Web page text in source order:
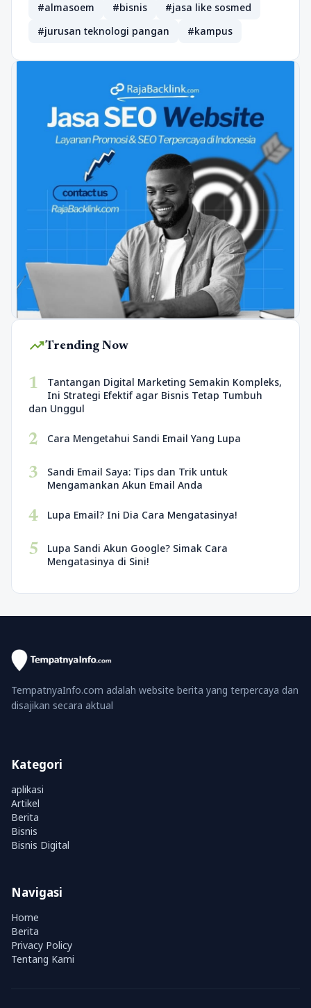
#almasoem
#bisnis
#jasa like sosmed
#jurusan teknologi pangan
#kampus
trending_upTrending Now
1
Tantangan Digital Marketing Semakin Kompleks,
Ini Strategi Efektif agar Bisnis Tetap Tumbuh
dan Unggul
2 Cara Mengetahui Sandi Email Yang Lupa
3
Sandi Email Saya: Tips dan Trik untuk
Mengamankan Akun Email Anda
4 Lupa Email? Ini Dia Cara Mengatasinya!
5
Lupa Sandi Akun Google? Simak Cara
Mengatasinya di Sini!
TempatnyaInfo.com adalah website berita yang terpercaya dan
disajikan secara aktual
Kategori
aplikasi
Artikel
Berita
Bisnis
Bisnis Digital
Navigasi
Home
Berita
Privacy Policy
Tentang Kami